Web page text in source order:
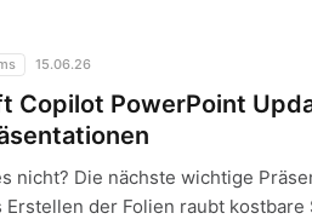
15.06.26
Copilot PowerPoint
nicht? Die nächste wichtige
Erstellen der Folien raubt kostbare